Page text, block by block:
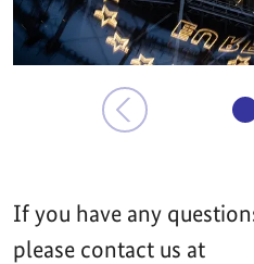
If you have any
please contact us at